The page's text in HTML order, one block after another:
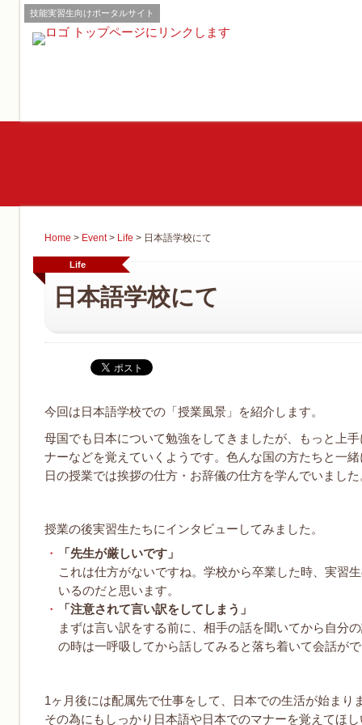
技能実習生向けポータルサイト
Home > Event> Life > 日本語学校にて
Life
日本語学校にて
今回は日本語学校での「授業風景」を紹介します。
母国でも日本について勉強をしてきましたが、もっと上
ナーなどを覚えていくようです。色んな国の方たちと一
日の授業では挨拶の仕方・お辞儀の仕方を学んでいました
授業の後実習生たちにインタビューしてみました。
「先生が厳しいです」
これは仕方がないですね。学校から卒業した時、実習
いるのだと思います。
「注意されて言い訳をしてしまう」
まずは言い訳をする前に、相手の話を聞いてから自分
の時は一呼吸してから話してみると落ち着いて会話が
1ヶ月後には配属先で仕事をして、日本での生活が始まり
その為にもしっかり日本語や日本でのマナーを覚えてほ